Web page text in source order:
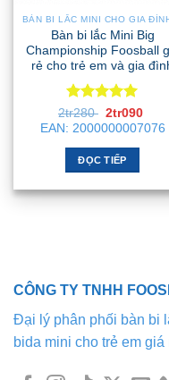
Bàn bi lắc Mini Big
Championship Foosball
rẻ cho trẻ em và gia
Được xếp
hạng55
2tr280 Giá
gốc
là:
2tr280 .
2tr090
hiện
tại
EAN: 2000000007076
ĐỌC TIẾP
CÔNG TY TNHH
Đại lý phân phối bàn bi
bida mini cho trẻ em